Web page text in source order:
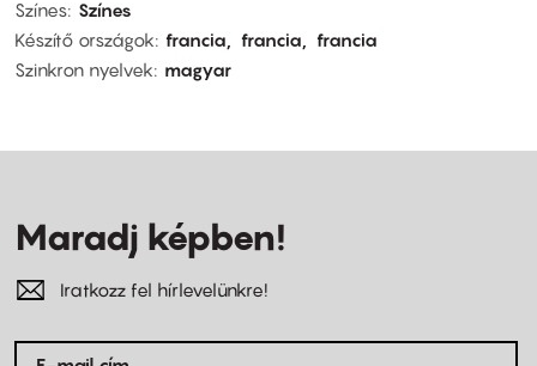
Színes Színes
Készítő országok francia francia
francia
Szinkron nyelvek
magyar
Maradj képben!
Iratkozz fel hírlevelünkre!